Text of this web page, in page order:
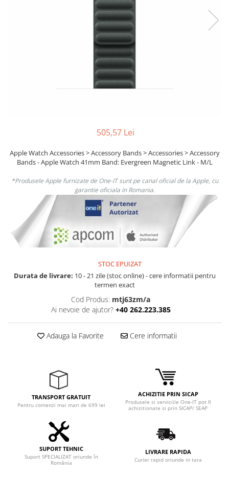
505,57 Lei
Apple Watch Accessories > Accessory Bands > Accessories > Accessory
Bands - Apple Watch 41mm Band: Evergreen Magnetic Link - M/L
*Produsele Apple furnizate de One-IT sunt pe canal oficial de la Apple, cu
garantie oficiala in Romania.
STOC EPUIZAT
Durata de livrare: 10 - 21 zile (stoc online) - cere informatii pentru
termen exact
Cod Produs: mtj63zm/a
Ai nevoie de ajutor? +40 262.223.385
Adauga la Favorite Cere informatii
TRANSPORT GRATUIT
Pentru comenzi mai mari de 699 lei
ACHIZITIE PRIN SICAP
Produsele si serviciile One-IT pot fi
achizitionate si prin SICAP/ SEAP
SUPORT TEHNIC
Suport SPECIALIZAT oriunde în
România
LIVRARE RAPIDA
Curier rapid oriunde in tara